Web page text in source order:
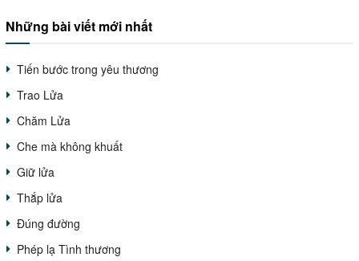
Những bài viết mới nhất
Tiến bước trong yêu thương
Trao Lửa
Chăm Lửa
Che mà không khuất
Giữ lửa
Thắp lửa
Đúng đường
Phép lạ Tình thương